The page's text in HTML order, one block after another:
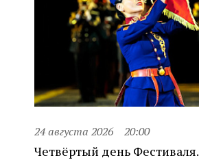
24 августа 2026 20:00
Четвёртый день Фестиваля.